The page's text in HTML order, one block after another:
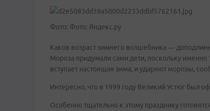
Фото: Фото: Яндекс.ру
Каков возраст зимнего волшебника —
Мороза придумали сами дети, поскольку
вступает настоящая зима, и ударяют морозы,
Интересно, что в 1999 году Великий Устюг был
Особенно тщательно к этому празднику